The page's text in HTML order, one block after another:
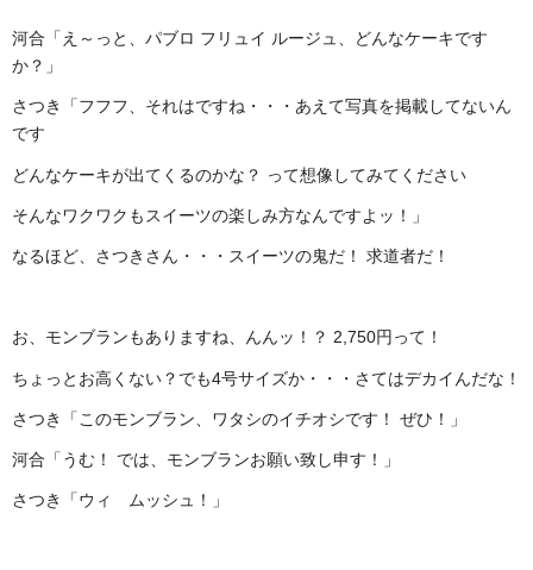
河合「え～っと、パブロ フリュイ ルージュ、どんなケーキです
か？」
さつき「フフフ、それはですね・・・あえて写真を掲載してないん
です
どんなケーキが出てくるのかな？ って想像してみてください
そんなワクワクもスイーツの楽しみ方なんですよッ！」
なるほど、さつきさん・・・スイーツの鬼だ！ 求道者だ！
お、モンブランもありますね、んんッ！？ 2,750円って！
ちょっとお高くない？でも4号サイズか・・・さてはデカイんだな！
さつき「このモンブラン、ワタシのイチオシです！ ぜひ！」
河合「うむ！ では、モンブランお願い致し申す！」
さつき「ウィ ムッシュ！」